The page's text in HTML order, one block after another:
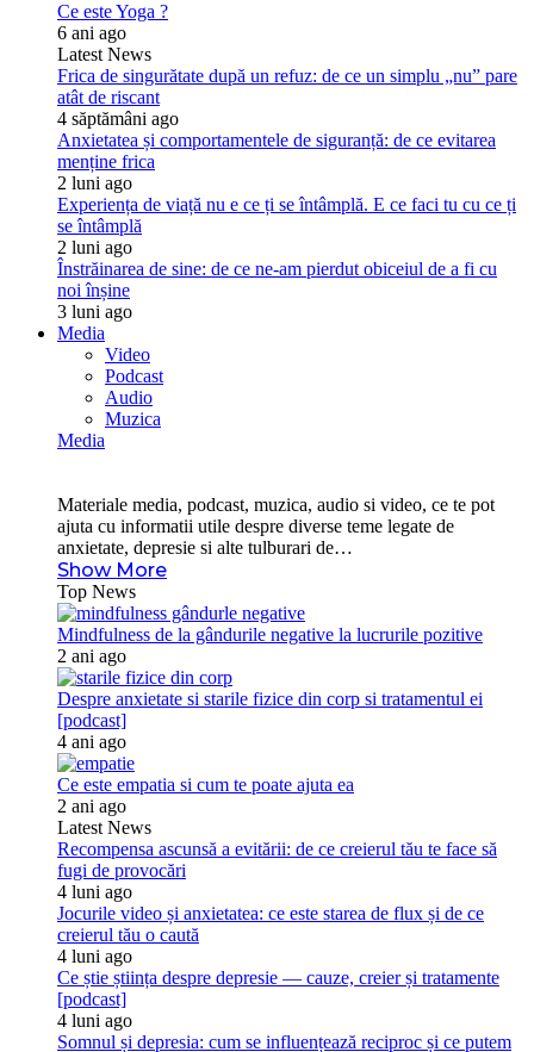
Ce este Yoga ?
6 ani ago
Latest News
Frica de singurătate după un refuz: de ce un simplu „nu” pare
atât de riscant
4 săptămâni ago
Anxietatea și comportamentele de siguranță: de ce evitarea
menține frica
2 luni ago
Experiența de viață nu e ce ți se întâmplă. E ce faci tu cu ce ți
se întâmplă
2 luni ago
Înstrăinarea de sine: de ce ne-am pierdut obiceiul de a fi cu
noi înșine
3 luni ago
Media
Video
Podcast
Audio
Muzica
Media
Materiale media, podcast, muzica, audio si video, ce te pot
ajuta cu informatii utile despre diverse teme legate de
anxietate, depresie si alte tulburari de…
Show More
Top News
Mindfulness de la gândurile negative la lucrurile pozitive
2 ani ago
Despre anxietate si starile fizice din corp si tratamentul ei
[podcast]
4 ani ago
Ce este empatia si cum te poate ajuta ea
2 ani ago
Latest News
Recompensa ascunsă a evitării: de ce creierul tău te face să
fugi de provocări
4 luni ago
Jocurile video și anxietatea: ce este starea de flux și de ce
creierul tău o caută
4 luni ago
Ce știe știința despre depresie — cauze, creier și tratamente
[podcast]
4 luni ago
Somnul și depresia: cum se influențează reciproc și ce putem